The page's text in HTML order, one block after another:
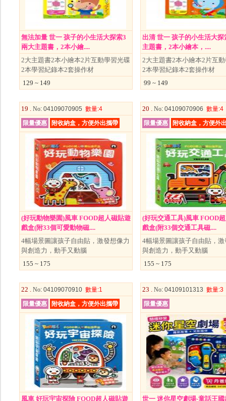
無法加量 世一 孩子的小生活大探索3
兩大主題書，2本小繪....
2大主題書2本小繪本2片互動學習光碟
2本學習紀錄本2套操作材
129 ~ 149
出清 世一 孩子的小生活大探
主題書，2本小繪本，....
2大主題書2本小繪本2片互
2本學習紀錄本2套操作材
99 ~ 149
19 . No: 04109070905 數量:4
限量優惠
附收納盒，方便外出攜帶
(好玩動物樂園)風車 FOOD超人磁貼遊
戲盒(附33個可愛動物磁....
4幅場景圖讓孩子自由貼，激發想像力
與創造力，動手又動腦
155 ~ 175
20 . No: 04109070906 數量:4
限量優惠
附收納盒，方便外
(好玩交通工具)風車 FOOD
戲盒(附33個交通工具磁....
4幅場景圖讓孩子自由貼，激
與創造力，動手又動腦
155 ~ 175
22 . No: 04109070910 數量:1
限量優惠
附收納盒，方便外出攜帶
風車 好玩宇宙探險 FOOD超人磁貼遊
23 . No: 04109101313 數量:3
限量優惠
世一 迷你星空劇場-童話王